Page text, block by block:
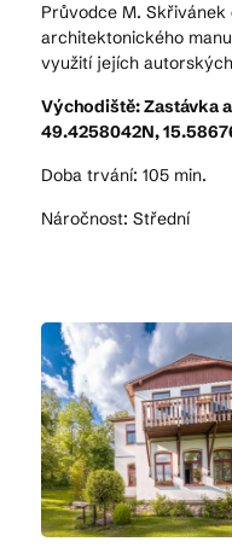
Průvodce M.
architektonického
využití jejích
Východiště: Zastávka
49.4258042N,
Doba trvání: 105 min.
Náročnost: Střední